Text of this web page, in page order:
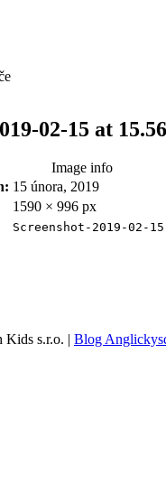
02-15 at
Image info
15 února, 2019
1590 × 996 px
Screenshot-2019-02-
Kids s.r.o. | Blog